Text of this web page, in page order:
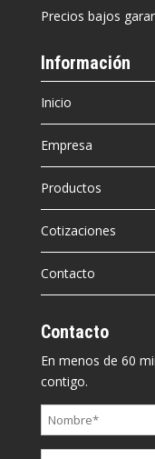
Precios bajos
Información
Inicio
Empresa
Productos
Cotizaciones
Contacto
Contacto
En menos de 60
contigo.